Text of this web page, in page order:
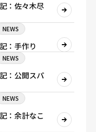
：佐々木尽
NEWS
：手作り
NEWS
：公開スパ
NEWS
：余計なこ